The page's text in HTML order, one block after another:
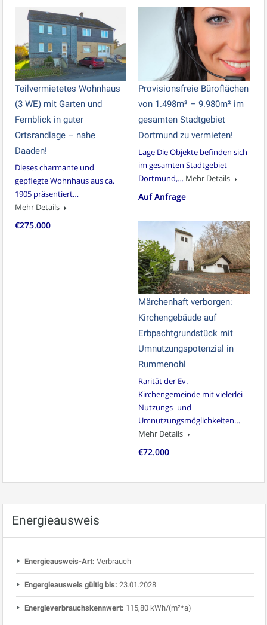
Teilvermietetes Wohnhaus
(3 WE) mit Garten und
Fernblick in guter
Ortsrandlage – nahe
Daaden!
Dieses charmante und
gepflegte Wohnhaus aus ca.
1905 präsentiert…
Mehr Details
€275.000
Provisionsfreie Büroflächen
von 1.498m² – 9.980m² im
gesamten Stadtgebiet
Dortmund zu vermieten!
Lage Die Objekte befinden sich
im gesamten Stadtgebiet
Dortmund,… Mehr Details
Auf Anfrage
Märchenhaft verborgen:
Kirchengebäude auf
Erbpachtgrundstück mit
Umnutzungspotenzial in
Rummenohl
Rarität der Ev.
Kirchengemeinde mit vielerlei
Nutzungs- und
Umnutzungsmöglichkeiten…
Mehr Details
€72.000
Energieausweis
Energieausweis-Art: Verbrauch
Engergieausweis gültig bis: 23.01.2028
Energieverbrauchskennwert: 115,80 kWh/(m²*a)